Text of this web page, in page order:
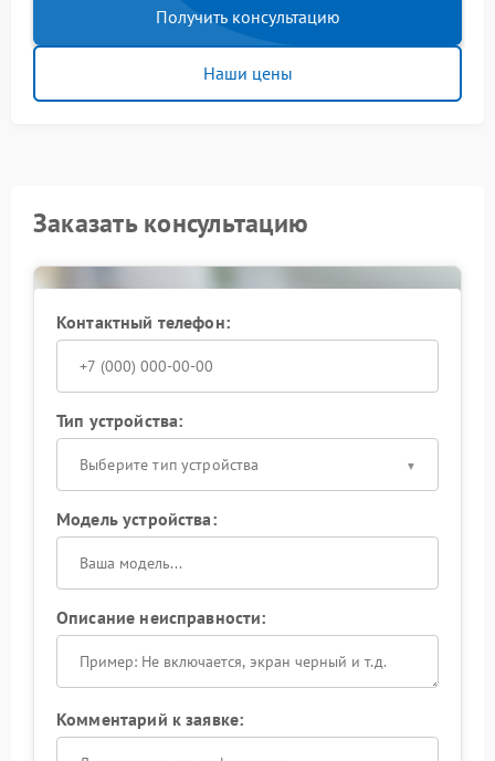
Получить консультацию
Наши цены
Заказать консультацию
Контактный телефон:
Тип устройства:
Выберите тип устройства
Модель устройства:
Описание неисправности:
Комментарий к заявке: